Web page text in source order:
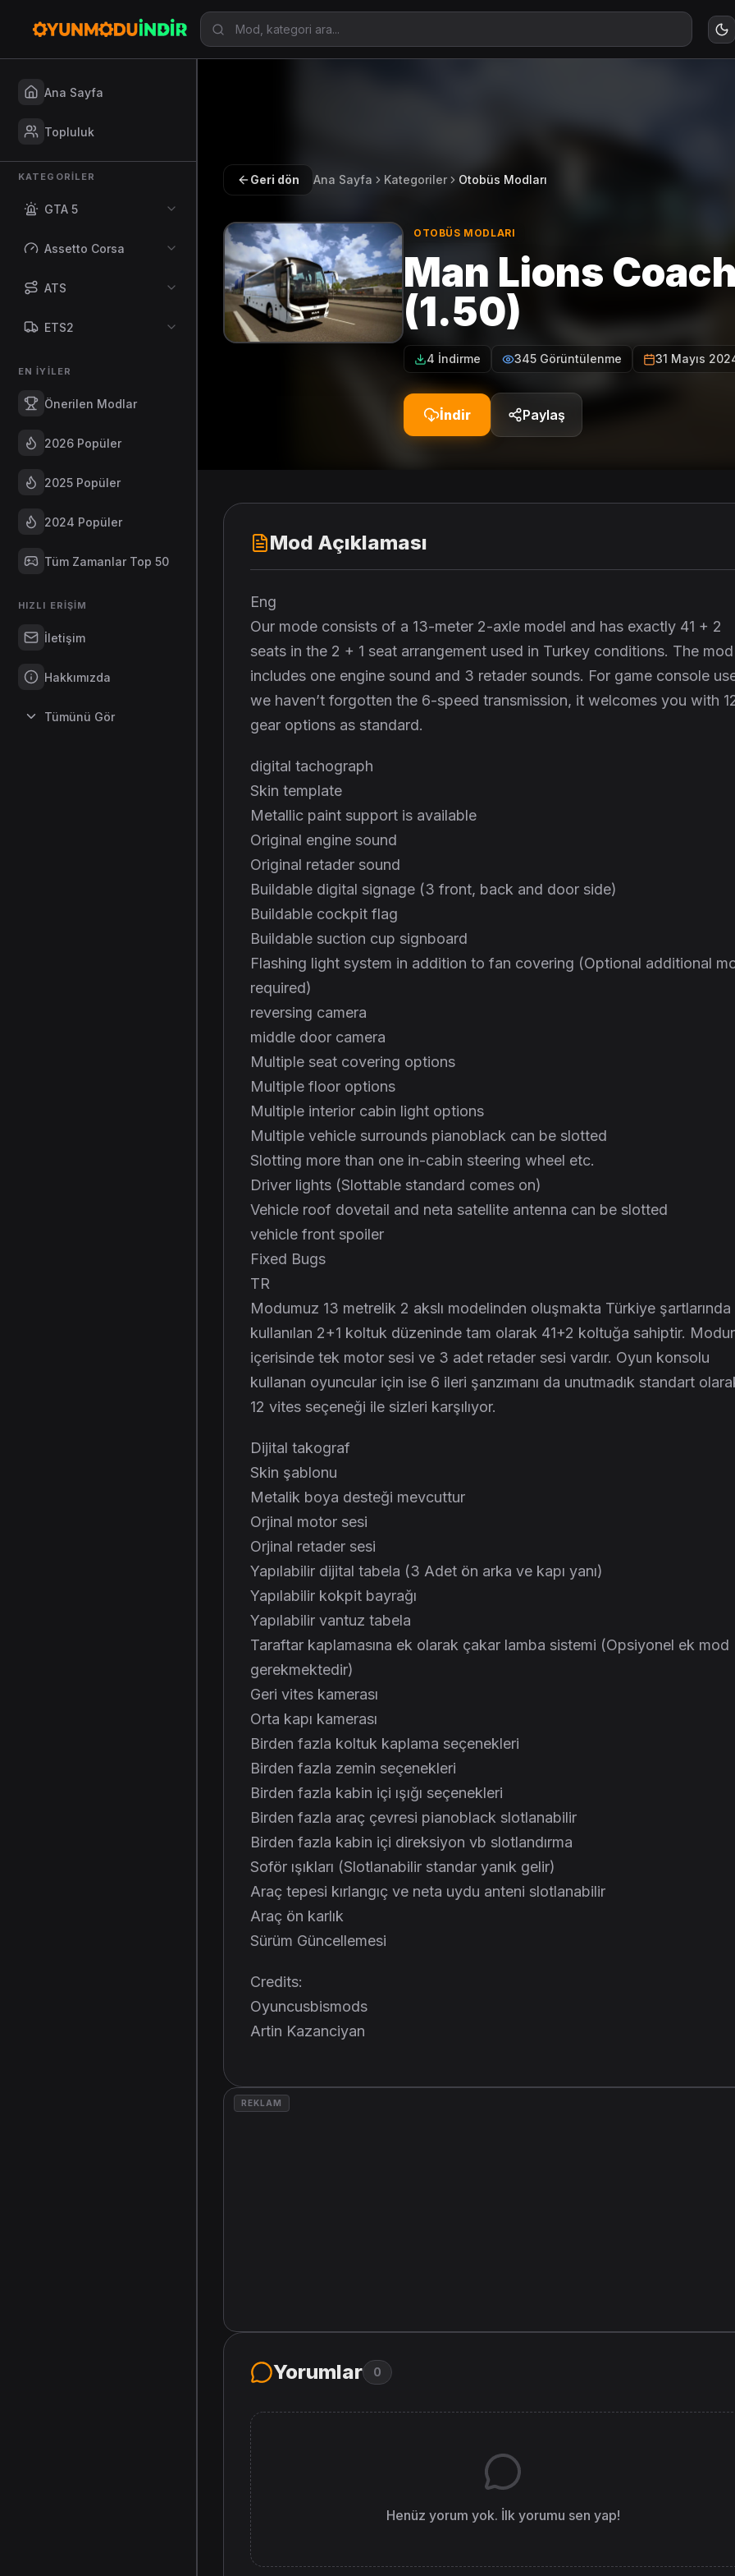
Ana Sayfa
Topluluk
KATEGORILER
GTA 5
Assetto Corsa
ATS
ETS2
EN İYILER
Önerilen Modlar
2026 Popüler
2025 Popüler
2024 Popüler
Tüm Zamanlar Top 50
HIZLI ERIŞIM
İletişim
Hakkımızda
Tümünü Gör
Geri dön Ana Sayfa Kategoriler Otobüs Modları
OTOBÜS MODLARI
Man Lions
(1.50)
4 İndirme 345 Görüntülenme 31 Mayıs
İndir Paylaş
Mod Açıklaması
Eng
Our mode consists of a 13-meter 2-axle model and has exactly 41 + 2
seats in the 2 + 1 seat arrangement used in Turkey conditions. The mod
includes one engine sound and 3 retader sounds. For game console
we haven’t forgotten the 6-speed transmission, it welcomes you with
gear options as standard.
digital tachograph
Skin template
Metallic paint support is available
Original engine sound
Original retader sound
Buildable digital signage (3 front, back and door side)
Buildable cockpit flag
Buildable suction cup signboard
Flashing light system in addition to fan covering (Optional additional
required)
reversing camera
middle door camera
Multiple seat covering options
Multiple floor options
Multiple interior cabin light options
Multiple vehicle surrounds pianoblack can be slotted
Slotting more than one in-cabin steering wheel etc.
Driver lights (Slottable standard comes on)
Vehicle roof dovetail and neta satellite antenna can be slotted
vehicle front spoiler
Fixed Bugs
TR
Modumuz 13 metrelik 2 akslı modelinden oluşmakta Türkiye şartlarında
kullanılan 2+1 koltuk düzeninde tam olarak 41+2 koltuğa sahiptir.
içerisinde tek motor sesi ve 3 adet retader sesi vardır. Oyun konsolu
kullanan oyuncular için ise 6 ileri şanzımanı da unutmadık standart
12 vites seçeneği ile sizleri karşılıyor.
Dijital takograf
Skin şablonu
Metalik boya desteği mevcuttur
Orjinal motor sesi
Orjinal retader sesi
Yapılabilir dijital tabela (3 Adet ön arka ve kapı yanı)
Yapılabilir kokpit bayrağı
Yapılabilir vantuz tabela
Taraftar kaplamasına ek olarak çakar lamba sistemi (Opsiyonel ek mod
gerekmektedir)
Geri vites kamerası
Orta kapı kamerası
Birden fazla koltuk kaplama seçenekleri
Birden fazla zemin seçenekleri
Birden fazla kabin içi ışığı seçenekleri
Birden fazla araç çevresi pianoblack slotlanabilir
Birden fazla kabin içi direksiyon vb slotlandırma
Soför ışıkları (Slotlanabilir standar yanık gelir)
Araç tepesi kırlangıç ve neta uydu anteni slotlanabilir
Araç ön karlık
Sürüm Güncellemesi
Credits:
Oyuncusbismods
Artin Kazanciyan
REKLAM
Yorumlar 0
Henüz yorum yok. İlk yorumu sen yap!